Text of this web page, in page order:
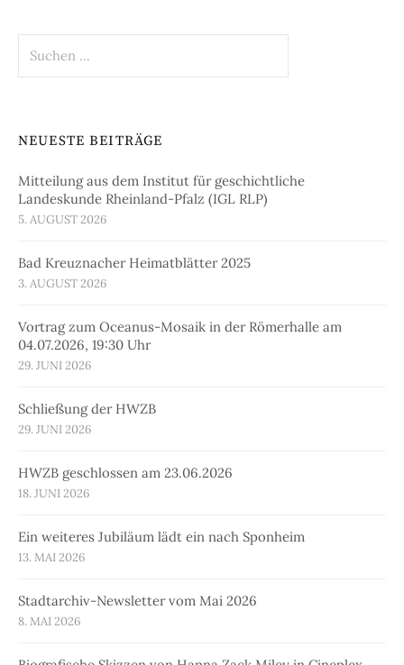
nach:
NEUESTE BEITRÄGE
Mitteilung aus dem Institut für geschichtliche
Landeskunde Rheinland-Pfalz (IGL RLP)
5. AUGUST 2026
Bad Kreuznacher Heimatblätter 2025
3. AUGUST 2026
Vortrag zum Oceanus-Mosaik in der Römerhalle am
04.07.2026, 19:30 Uhr
29. JUNI 2026
Schließung der HWZB
29. JUNI 2026
HWZB geschlossen am 23.06.2026
18. JUNI 2026
Ein weiteres Jubiläum lädt ein nach Sponheim
13. MAI 2026
Stadtarchiv-Newsletter vom Mai 2026
8. MAI 2026